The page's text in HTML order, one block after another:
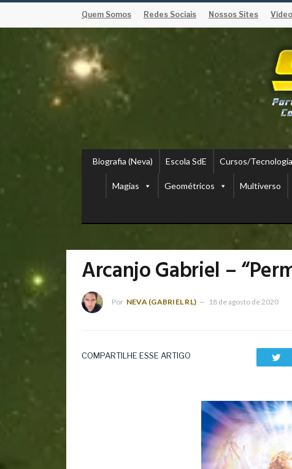
Quem Somos Redes Sociais Nossos Sites
Biografia (Neva) Escola SdE Cursos/
Magias Geométricos Multiverso
Arcanjo Gabriel –
Por NEVA (GABRIEL RL) 18 de agosto de 2020
COMPARTILHE ESSE ARTIGO